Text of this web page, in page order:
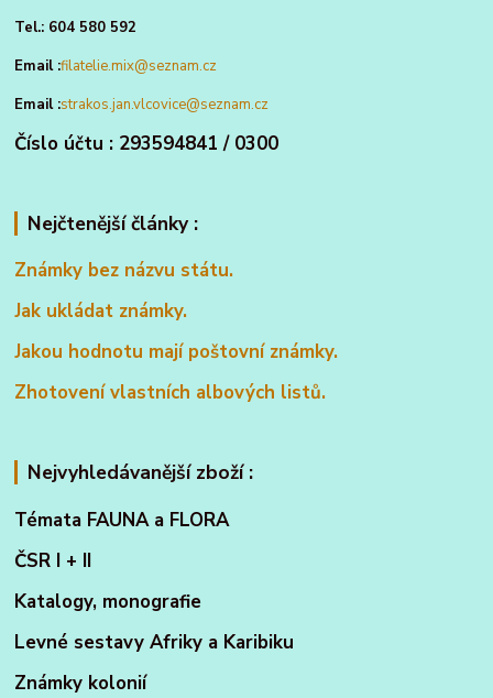
Tel.: 604 580 592
Email :filatelie.mix@seznam.cz
Email :strakos.jan.vlcovice@seznam.cz
Číslo účtu : 293594841 / 0300
Nejčtenější články :
Známky bez názvu státu.
Jak ukládat známky.
Jakou hodnotu mají poštovní známky.
Zhotovení vlastních albových listů.
Nejvyhledávanější zboží :
Témata FAUNA a FLORA
ČSR I + II
Katalogy, monografie
Levné sestavy Afriky a Karibiku
Známky kolonií